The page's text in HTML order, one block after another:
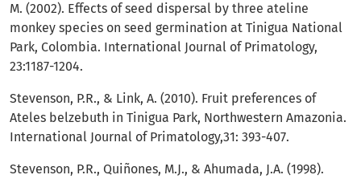
M. (2002). Effects of seed dispersal by three ateline
monkey species on seed germination at Tinigua National
Park, Colombia. International Journal of Primatology,
23:1187-1204.
Stevenson, P.R., & Link, A. (2010). Fruit preferences of
Ateles belzebuth in Tinigua Park, Northwestern Amazonia.
International Journal of Primatology,31: 393-407.
Stevenson, P.R., Quiñones, M.J., & Ahumada, J.A. (1998).